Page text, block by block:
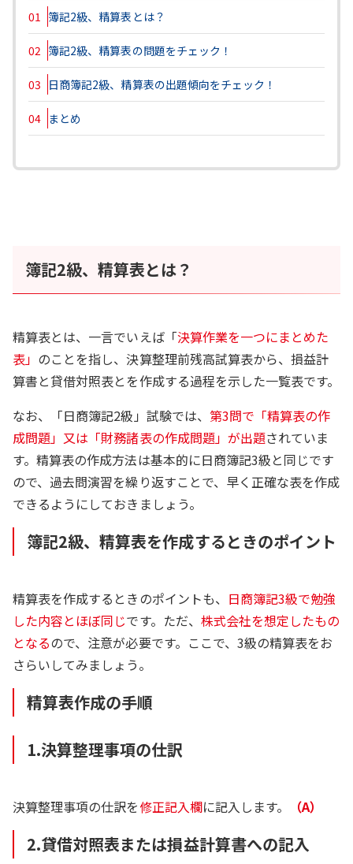
01 簿記2級、精算表とは？
02 簿記2級、精算表の問題をチェック！
03 日商簿記2級、精算表の出題傾向をチェック！
04 まとめ
簿記2級、精算表とは？
精算表とは、一言でいえば「決算作業を一つにまとめた
表」 のことを指し、決算整理前残高試算表から、損益計
算書と貸借対照表とを作成する過程を示した一覧表です。
なお、「日商簿記2級」試験では、 第3問で「精算表の作
成問題」又は「財務諸表の作成問題」が出題されていま
す。精算表の作成方法は基本的に日商簿記3級と同じです
ので、過去問演習を繰り返すことで、早く正確な表を作成
できるようにしておきましょう。
簿記2級、精算表を作成するときのポイント
精算表を作成するときのポイントも、 日商簿記3級で勉強
した内容とほぼ同じです。ただ、 株式会社を想定したもの
となるので、注意が必要です。ここで、3級の精算表をお
さらいしてみましょう。
精算表作成の手順
1.決算整理事項の仕訳
決算整理事項の仕訳を修正記入欄に記入します。 （A）
2.貸借対照表または損益計算書への記入